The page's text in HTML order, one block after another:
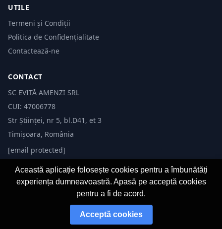
UTILE
Termeni și Condiții
Politica de Confidențialitate
Contactează-ne
CONTACT
SC EVITĂ AMENZI SRL
CUI: 47006778
Str Științei, nr 5, bl.D41, et 3
Timișoara, România
[email protected]
© 2026 Evită Amenzi. Toate drepturile rezervate. Dezvoltat de
Această aplicație folosește cookies pentru a îmbunătăți
experiența dumneavoastră. Apasă pe acceptă cookies
pentru a fi de acord.
Acceptă cookies